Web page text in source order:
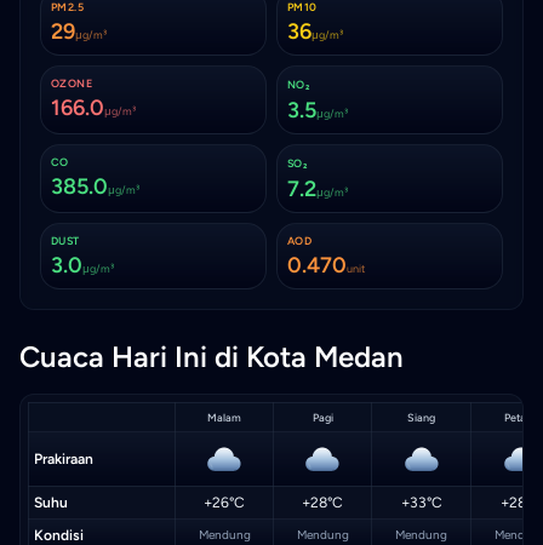
PM2.5
29μg/m³
PM10
36μg/m³
OZONE
166.0μg/m³
NO₂
3.5μg/m³
CO
385.0μg/m³
SO₂
7.2μg/m³
DUST
3.0μg/m³
AOD
0.470unit
Cuaca Hari Ini di Kota Medan
Malam Pagi Siang Petang
Prakiraan
Suhu +26°C +28°C +33°C
+28°C
Kondisi
Mendung Mendung Mendung